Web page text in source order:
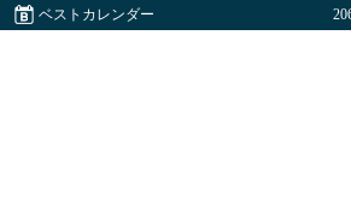
ベストカレンダー